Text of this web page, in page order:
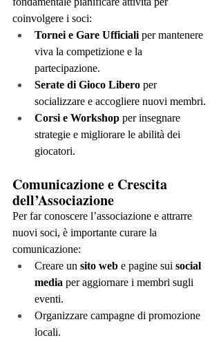
coinvolgere i soci:
Tornei e Gare Ufficiali per mantenere
viva la competizione e la
partecipazione.
Serate di Gioco Libero per
socializzare e accogliere nuovi membri.
Corsi e Workshop per insegnare
strategie e migliorare le abilità dei
giocatori.
Comunicazione e Crescita
dell’Associazione
Per far conoscere l’associazione e attrarre
nuovi soci, è importante curare la
comunicazione:
Creare un sito web e pagine sui social
media per aggiornare i membri sugli
eventi.
Organizzare campagne di promozione
locali.